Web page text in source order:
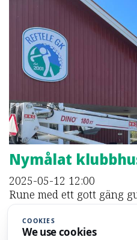
Nymålat
2025-05-12 12:00
Rune med ett gott gäng
COOKIES
We use cookies